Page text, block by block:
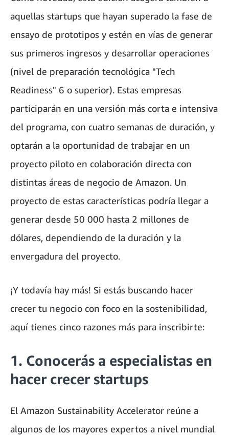
aquellas startups que hayan superado la fase de
ensayo de prototipos y estén en vías de generar
sus primeros ingresos y desarrollar operaciones
(nivel de preparación tecnológica "Tech
Readiness" 6 o superior). Estas empresas
participarán en una versión más corta e intensiva
del programa, con cuatro semanas de duración, y
optarán a la oportunidad de trabajar en un
proyecto piloto en colaboración directa con
distintas áreas de negocio de Amazon. Un
proyecto de estas características podría llegar a
generar desde 50 000 hasta 2 millones de
dólares, dependiendo de la duración y la
envergadura del proyecto.
¡Y todavía hay más! Si estás buscando hacer
crecer tu negocio con foco en la sostenibilidad,
aquí tienes cinco razones más para inscribirte:
1. Conocerás a especialistas en
hacer crecer startups
El Amazon Sustainability Accelerator reúne a
algunos de los mayores expertos a nivel mundial